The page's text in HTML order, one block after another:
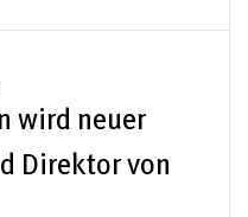
wird neuer
Direktor von